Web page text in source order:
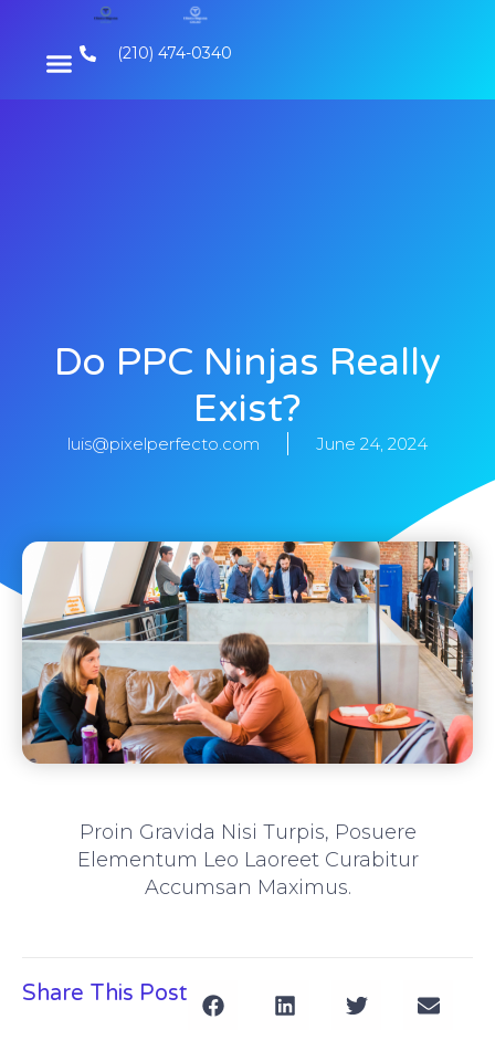
(210) 474-0340
Do PPC Ninjas Really
Exist?
luis@pixelperfecto.com June 24, 2024
Proin Gravida Nisi Turpis, Posuere
Elementum Leo Laoreet Curabitur
Accumsan Maximus.
Share This Post